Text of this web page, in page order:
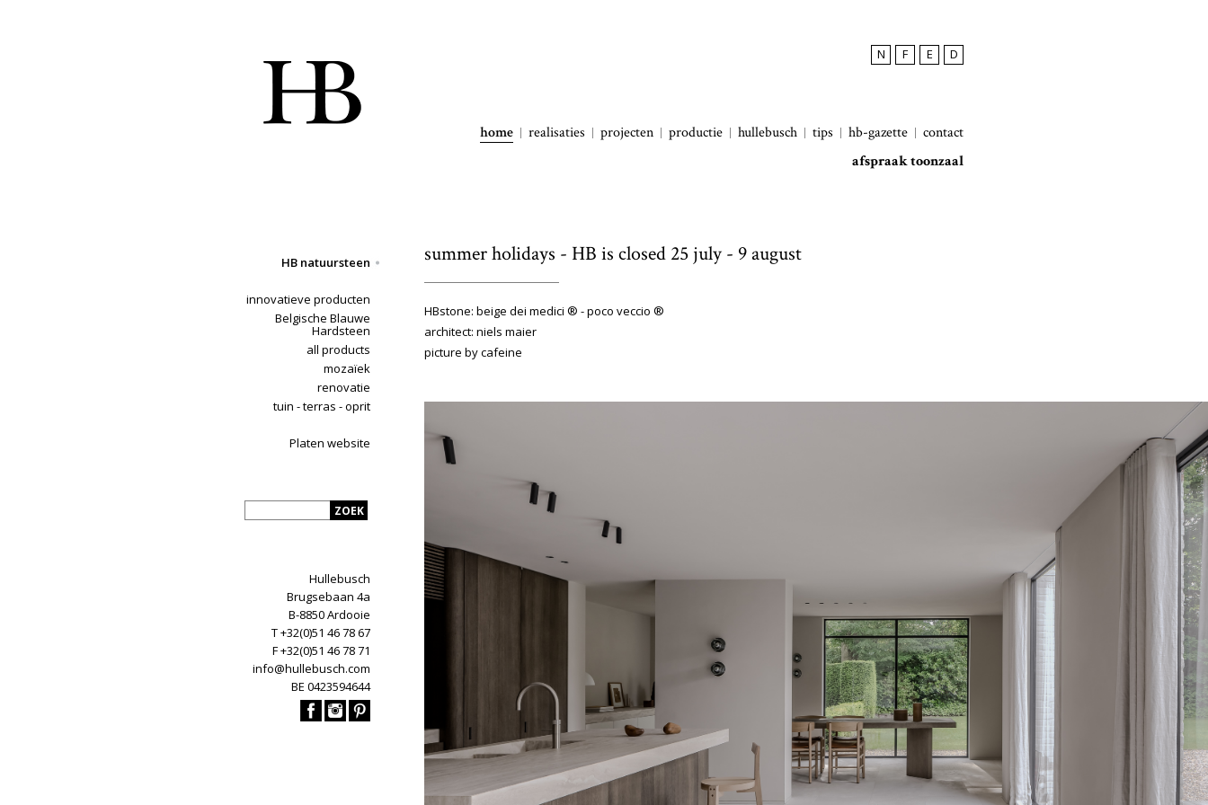
N F E D
home realisaties projecten productie hullebusch tips hb-gazette
contact
afspraak toonzaal
HB natuursteen
innovatieve producten
Belgische Blauwe
Hardsteen
all products
mozaïek
renovatie
tuin - terras - oprit
Platen website
Hullebusch
Brugsebaan 4a
B-8850 Ardooie
T +32(0)51 46 78 67
F +32(0)51 46 78 71
info@hullebusch.com
BE 0423594644
summer holidays - HB is closed 25 july - 9 august
HBstone: beige dei medici ® - poco veccio ®
architect: niels maier
picture by cafeine